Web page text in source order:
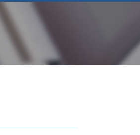
離婚 新しい戸籍
面会交流
日野市 離婚 相談
離婚 面会交流
府中市 離婚 相談